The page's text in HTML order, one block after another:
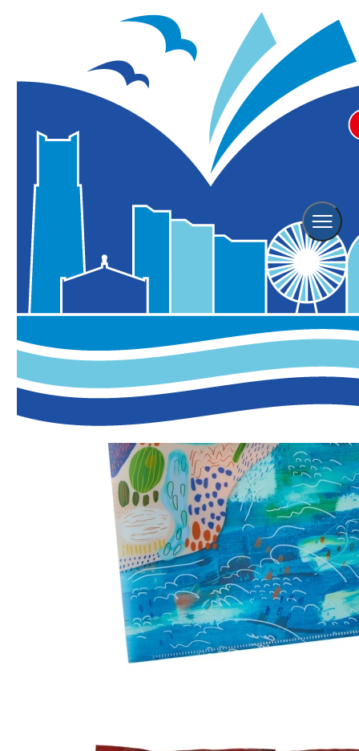
横浜観光TOP
トピックス一覧
横浜赤レンガ倉庫 ここでしか買えないお土産27選 お土産完全ガイ
横浜赤レンガ倉庫 ここでしか買えないお土産
2025年09月26日更新